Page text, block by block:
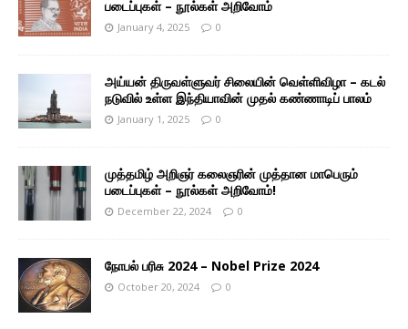
படைப்புகள் – நூல்கள் அறிவோம்
January 4, 2025 0
அய்யன் திருவள்ளுவர் சிலையின் வெள்ளிவிழா – கடல்
நடுவில் உள்ள இந்தியாவின் முதல் கண்ணாடிப் பாலம்
January 1, 2025 0
முத்தமிழ் அறிஞர் கலைஞரின் முத்தான மாபெரும்
படைப்புகள் – நூல்கள் அறிவோம்!
December 22, 2024 0
நோபல் பரிசு 2024 – Nobel Prize 2024
October 20, 2024 0